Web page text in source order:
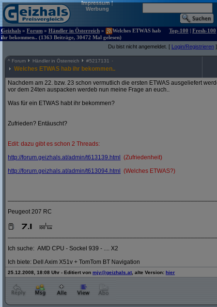
Impressum|
Werbung
Geizhals » Forum » Händler in Österreich »
Welches ETWAS hab
ihr bekommen.. (1363 Beiträge, 30472 Mal gelesen)
Top-100 | Fresh-100
Du bist nicht angemeldet. [ Login/Registrieren ]
^ Forum Händler in Österreich #5217131
Welches ETWAS hab ihr bekommen..
Nachdem am 22. bzw. 23 schon vermutlich die ersten ETWAS ausgeliefert
vor dem 24ten auspacken werdeb nun meine Frage an euch..
Was für ein ETWAS habt ihr bekommen?
Zufrieden? Entäuscht?
Edit: dazu gibt es schon 2 Threads:
http://forum.geizhals.at/admin/t613139.html
(Zufriedenheit)
http://forum.geizhals.at/admin/t613094.html (Welches ETWAS?)
Peugeot 207 RC
Ich suche: AMD CPU - Sockel 939 - .... X2
Ich biete: Dell Axim X51v + TomTom BT Navigation
25.12.2008, 18:08 Uhr - Editiert von mjy@geizhals.at , alte Version: hier